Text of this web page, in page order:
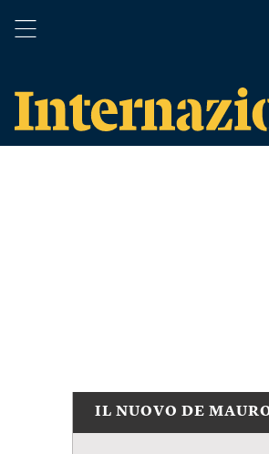
IL NUOVO DE